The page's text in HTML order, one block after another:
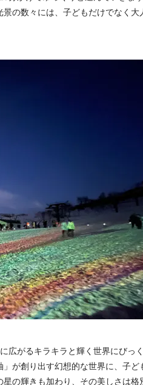
の数々には、子どもだけでなく大
広がるキラキラと輝く世界にびっく
が創り出す幻想的な世界に、子ど
の輝きも加わり、その美しさは格